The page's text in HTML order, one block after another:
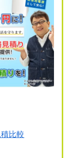
比較